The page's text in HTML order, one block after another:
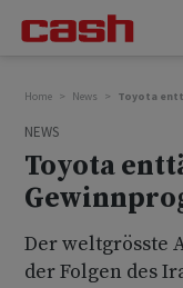
Home News Toyota
NEWS
Toyota
Der weltgrösste
der Folgen des